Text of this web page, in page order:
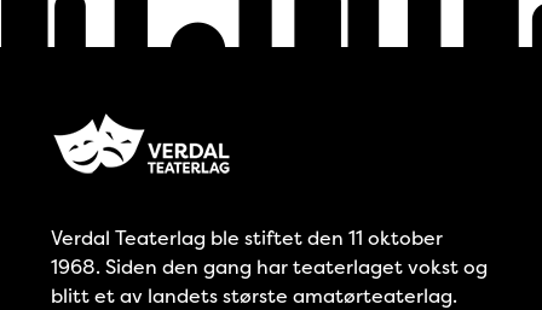
Verdal Teaterlag ble stiftet den 11 oktober
1968. Siden den gang har teaterlaget vokst og
blitt et av landets største amatørteaterlag.